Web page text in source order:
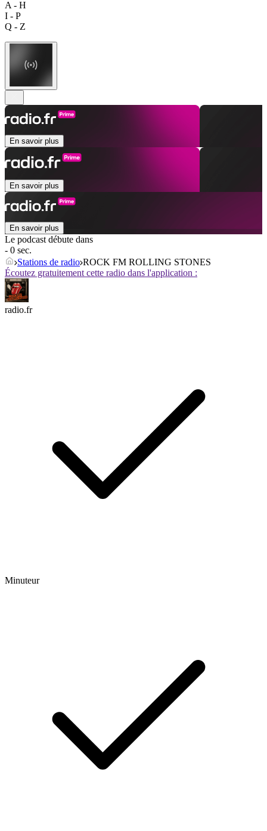
A - H
I - P
Q - Z
En savoir plus
En savoir plus
En savoir plus
Le podcast débute dans
- 0 sec.
Stations de radio ROCK FM ROLLING STONES
Écoutez gratuitement cette radio dans l'application :
radio.fr
Minuteur